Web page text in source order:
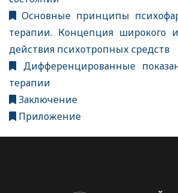
Основные принципы
терапии. Концепция широкого
действия психотропных средств
Дифференцированные
терапии
Заключение
Приложение